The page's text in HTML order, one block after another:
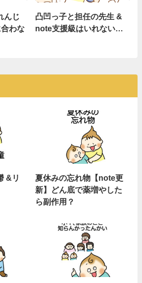
んじ
わな
凸凹っ子と担任の先生 &
note支援級はいれない…
&リ
夏休みの忘れ物【note更
新】どん底で薬増やした
ら副作用？